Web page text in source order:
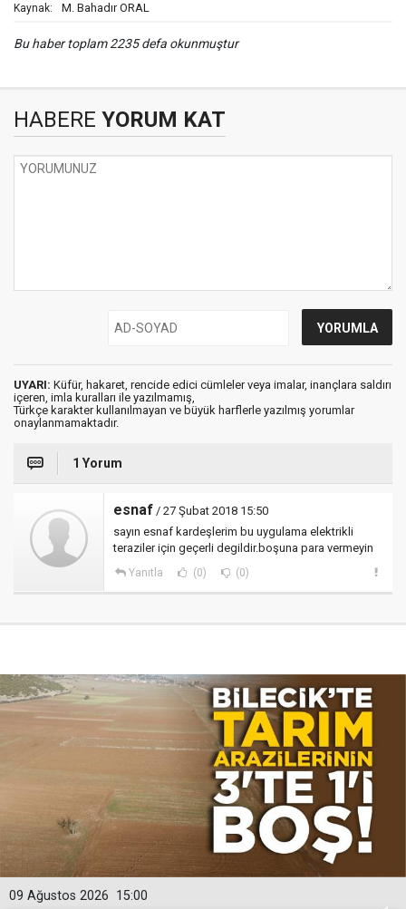
Kaynak: M. Bahadır ORAL
Bu haber toplam 2235 defa okunmuştur
HABERE YORUM KAT
UYARI: Küfür, hakaret, rencide edici cümleler veya imalar, inançlara saldırı
içeren, imla kuralları ile yazılmamış,
Türkçe karakter kullanılmayan ve büyük harflerle yazılmış yorumlar
onaylanmamaktadır.
1 Yorum
esnaf / 27 Şubat 2018 15:50
sayın esnaf kardeşlerim bu uygulama elektrikli
teraziler için geçerli degildir.boşuna para vermeyin
Yanıtla (0) (0)
15:00
09 Ağustos 2026